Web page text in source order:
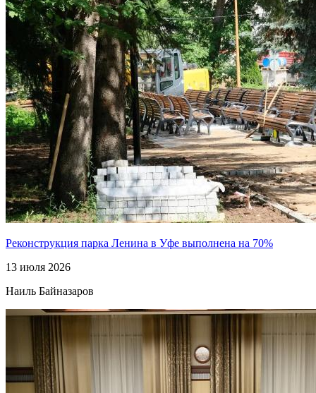
Реконструкция парка Ленина в Уфе выполнена на 70%
13 июля 2026
Наиль Байназаров